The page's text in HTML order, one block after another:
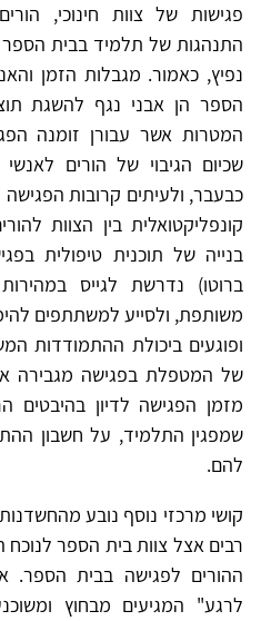
פגישות של צוות חינוכי,
התנהגות של תלמיד בבית הספר
נפיץ, כאמור. מגבלות הזמן
הספר הן אבני נגף להשגת
המטרות אשר עבורן זומנה
שכיום הגיבוי של הורים לאנשי
כבעבר, ולעיתים קרובות
קונפליקטואלית בין הצוות
ברוטו) נדרשת לגייס
משותפת, ולסייע למשתתפים
ופוגעים ביכולת ההתמודדות
של המטפלת בפגישה מגבירה
מזמן הפגישה לדיון בהיבטים
שמפגין התלמיד, על חשבון
להם.
קושי מרכזי נוסף נובע
רבים אצל צוות בית הספר
ההורים לפגישה בבית הספר.
לרגע" המגיעים מבחוץ